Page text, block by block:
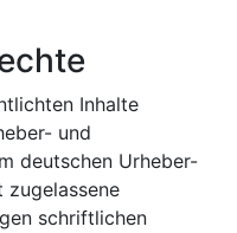
Inhalte
und
deutschen Urheber-
zugelassene
schriftlichen